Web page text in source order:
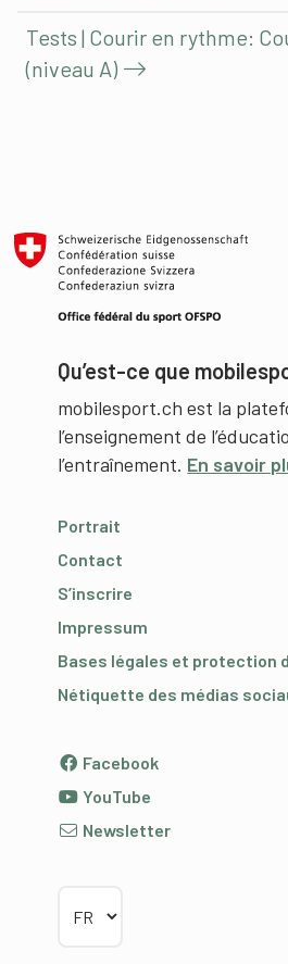
Tests | Courir en rythme:
(niveau A)
Qu’est-ce que
mobilesport.ch est la
l’enseignement de
l’entraînement. En savoir
Portrait
Contact
S’inscrire
Impressum
Bases légales et protection
Nétiquette des médias
Facebook
YouTube
Newsletter